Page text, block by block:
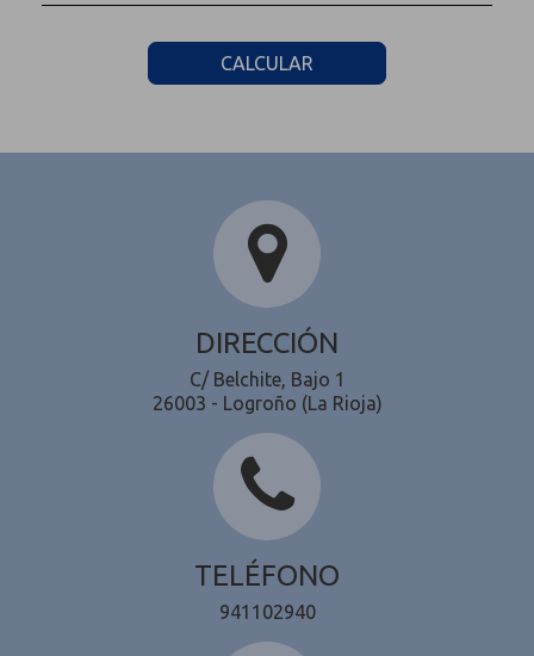
CALCULAR
DIRECCIÓN
C/ Belchite, Bajo 1
26003 - Logroño (La Rioja)
TELÉFONO
941102940